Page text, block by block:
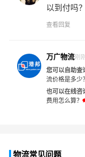
以到付吗？
查看回复
万广物流刚刚
您可以自助查
流价格是多少？
也可以在线咨
费用怎么算？
物流常见问题